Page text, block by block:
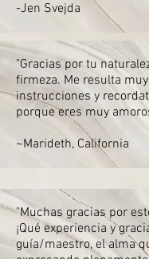
-Jen Svejda
"Gracias por tu
firmeza. Me resulta
instrucciones y
porque eres muy
~Marideth, California
"Muchas gracias por
¡Qué experiencia y
guía/maestro, el alma